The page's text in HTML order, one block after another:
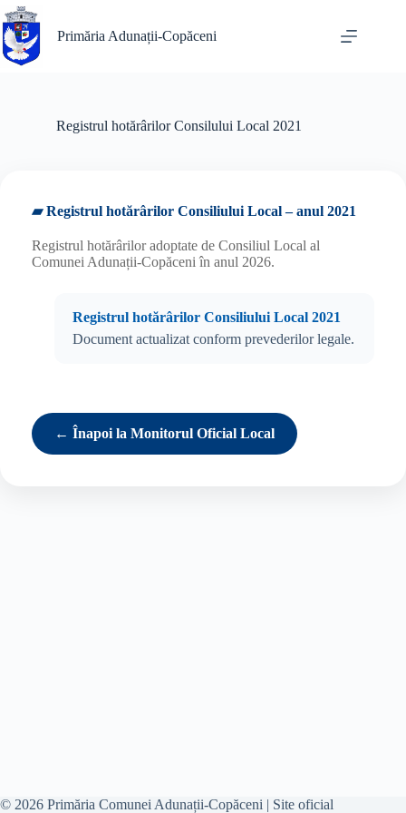
Sari
la
conținut
Primăria Adunații-Copăceni
Registrul hotărârilor Consilului Local 2021
▰ Registrul hotărârilor Consiliului Local – anul 2021
Registrul hotărârilor adoptate de Consiliul Local al
Comunei Adunații-Copăceni în anul 2026.
Registrul hotărârilor Consiliului Local 2021
Document actualizat conform prevederilor legale.
← Înapoi la Monitorul Oficial Local
© 2026 Primăria Comunei Adunații-Copăceni | Site oficial